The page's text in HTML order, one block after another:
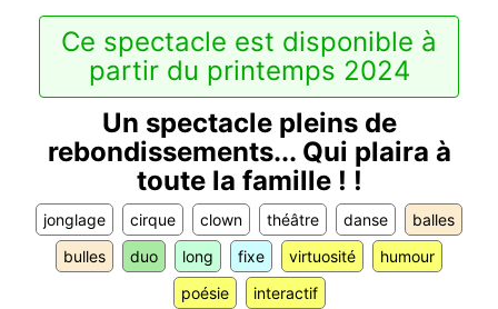
Ce spectacle est disponible à
partir du printemps 2024
Un spectacle pleins de
rebondissements... Qui plaira à
toute la famille ! !
jonglage cirque clown théâtre danse
balles
bulles
duo long fixe virtuosité
humour
poésie
interactif